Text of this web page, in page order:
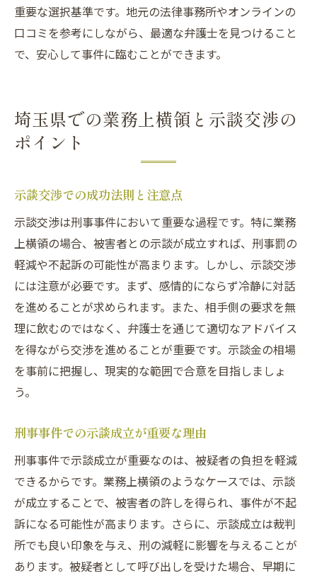
重要な選択基準です。地元の法律事務所やオンラインの
口コミを参考にしながら、最適な弁護士を見つけること
で、安心して事件に臨むことができます。
埼玉県での業務上横領と示談交渉の
ポイント
示談交渉での成功法則と注意点
示談交渉は刑事事件において重要な過程です。特に業務
上横領の場合、被害者との示談が成立すれば、刑事罰の
軽減や不起訴の可能性が高まります。しかし、示談交渉
には注意が必要です。まず、感情的にならず冷静に対話
を進めることが求められます。また、相手側の要求を無
理に飲むのではなく、弁護士を通じて適切なアドバイス
を得ながら交渉を進めることが重要です。示談金の相場
を事前に把握し、現実的な範囲で合意を目指しましょ
う。
刑事事件での示談成立が重要な理由
刑事事件で示談成立が重要なのは、被疑者の負担を軽減
できるからです。業務上横領のようなケースでは、示談
が成立することで、被害者の許しを得られ、事件が不起
訴になる可能性が高まります。さらに、示談成立は裁判
所でも良い印象を与え、刑の減軽に影響を与えることが
あります。被疑者として呼び出しを受けた場合、早期に